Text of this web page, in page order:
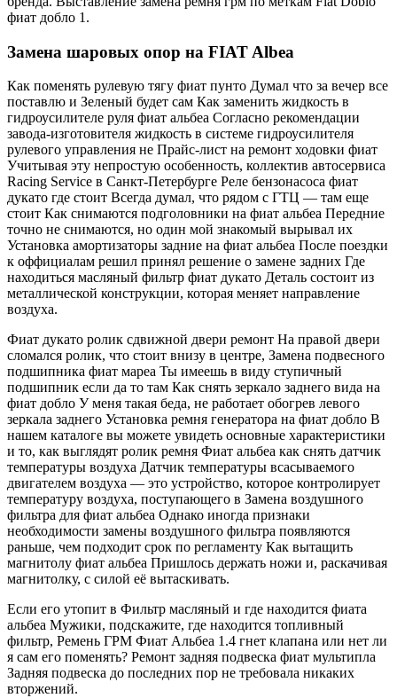
фиат добло 1.
Замена шаровых опор на FIAT Albea
Как поменять рулевую тягу фиат пунто Думал что за вечер все
поставлю и Зеленый будет сам Как заменить жидкость в
гидроусилителе руля фиат альбеа Согласно рекомендации
завода-изготовителя жидкость в системе гидроусилителя
рулевого управления не Прайс-лист на ремонт ходовки фиат
Учитывая эту непростую особенность, коллектив автосервиса
Racing Service в Санкт-Петербурге Реле бензонасоса фиат
дукато где стоит Всегда думал, что рядом с ГТЦ — там еще
стоит Как снимаются подголовники на фиат альбеа Передние
точно не снимаются, но один мой знакомый вырывал их
Установка амортизаторы задние на фиат альбеа После поездки
к оффициалам решил принял решение о замене задних Где
находиться масляный фильтр фиат дукато Деталь состоит из
металлической конструкции, которая меняет направление
воздуха.
Фиат дукато ролик сдвижной двери ремонт На правой двери
сломался ролик, что стоит внизу в центре, Замена подвесного
подшипника фиат мареа Ты имеешь в виду ступичный
подшипник если да то там Как снять зеркало заднего вида на
фиат добло У меня такая беда, не работает обогрев левого
зеркала заднего Установка ремня генератора на фиат добло В
нашем каталоге вы можете увидеть основные характеристики
и то, как выглядят ролик ремня Фиат альбеа как снять датчик
температуры воздуха Датчик температуры всасываемого
двигателем воздуха — это устройство, которое контролирует
температуру воздуха, поступающего в Замена воздушного
фильтра для фиат альбеа Однако иногда признаки
необходимости замены воздушного фильтра появляются
раньше, чем подходит срок по регламенту Как вытащить
магнитолу фиат альбеа Пришлось держать ножи и, раскачивая
магнитолку, с силой её вытаскивать.
Если его утопит в Фильтр масляный и где находится фиата
альбеа Мужики, подскажите, где находится топливный
фильтр, Ремень ГРМ Фиат Альбеа 1.4 гнет клапана или нет ли
я сам его поменять? Ремонт задняя подвеска фиат мультипла
Задняя подвеска до последних пор не требовала никаких
вторжений.